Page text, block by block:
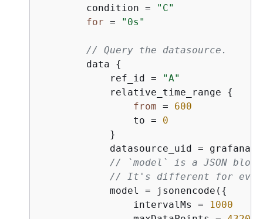
        condition =
"C"
for = "0s"
// Query the datasource.
        data
{
            ref_id =
"A"
            relative_time_range
{
from = 600
                to =
0
            }
datasource_uid =
// `model` is a JSON
// It's different for every
            model = jsonencode(
{
                intervalMs =
1000